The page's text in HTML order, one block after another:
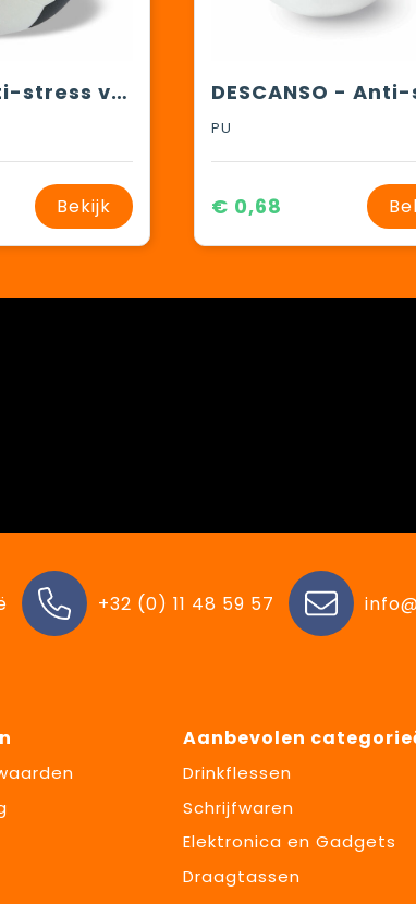
GOAL - Anti-stress voetbal
Bekijk
PU
€ 0,68
+32 (0) 11 48 59 57
Aanbevolen
Drinkflessen
Schrijfwaren
Elektronica en Gadgets
Draagtassen